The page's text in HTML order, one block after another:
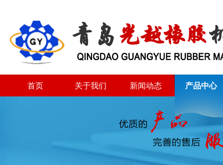
首页 关于我们 新闻动态 产品中心